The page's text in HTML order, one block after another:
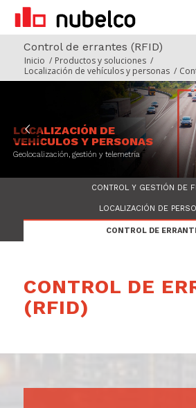
Control de errantes (RFID)
Inicio / Productos y soluciones /
Localización de vehículos y personas /
LOCALIZACIÓN DE
VEHÍCULOS Y PERSONAS
Geolocalización, gestión y telemetría
CONTROL Y GESTIÓN DE
LOCALIZACIÓN DE
CONTROL DE
CONTROL DE
(RFID)